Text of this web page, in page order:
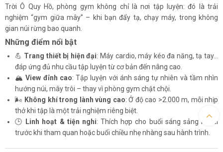
Trời Ô Quy Hồ, phòng gym không chỉ là nơi tập luyện: đó là trải
nghiệm “gym giữa mây” – khi bạn đẩy tạ, chạy máy, trong không
gian núi rừng bao quanh.
Những điểm nổi bật
💪 Trang thiết bị hiện đại: Máy cardio, máy kéo đa năng, tạ tay…
đáp ứng đủ nhu cầu tập luyện từ cơ bản đến nâng cao.
🏔️View đỉnh cao: Tập luyện với ánh sáng tự nhiên và tầm nhìn
hướng núi, mây trôi – thay vì phòng gym chật chội.
🌬️ Không khí trong lành vùng cao: Ở độ cao >2.000 m, mỗi nhịp
thở khi tập là một trải nghiệm riêng biệt.
🕒
Lin­h hoạt & tiện nghi: Thích hợp cho buổi sáng sảng khoái
trước khi tham quan hoặc buổi chiều nhẹ nhàng sau hành trình.